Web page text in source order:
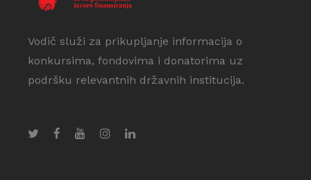
Vodič služi za prikupljanje informacija o
konkursima, fondovima i donatorima uz
podršku relevantnih državnih institucija.